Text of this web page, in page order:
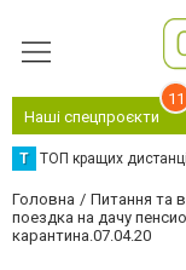
Наші спецпроєкти
11
Т ТОП кращих
Головна Питання та
поездка на дачу
карантина.07.04.20